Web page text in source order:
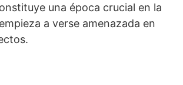
una época crucial en la
a verse amenazada en